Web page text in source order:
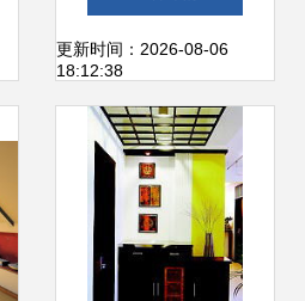
打造理想家居体验
更新时间：2026-08-06
18:12:38